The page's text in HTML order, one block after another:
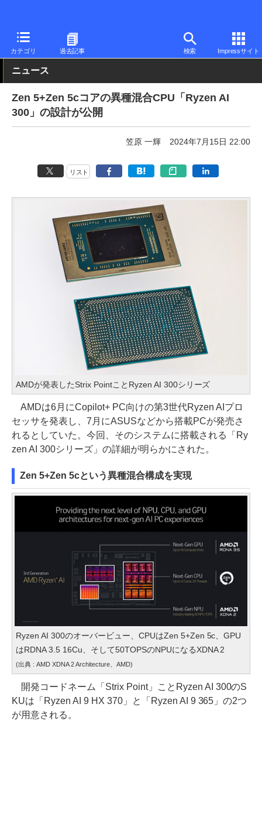
カテゴリ 過去記事 検索 Impressサイト
PC Watch 半導体/周辺機器
ニュース
Zen 5+Zen 5cコアの異種混合CPU「Ryzen AI
300」の設計が公開
笠原 一輝 2024年7月15日 22:00
リスト
AMDが発表したStrix PointことRyzen AI 300シリーズ
AMDは6月にCopilot+ PC向けの第3世代Ryzen AIプロ
セッサを発表し、7月にASUSなどから搭載PCが発売さ
れるとしていた。今回、そのシステムに搭載される「Ry
zen AI 300シリーズ」の詳細が明らかにされた。
Zen 5+Zen 5cという異種混合構成を実現
Ryzen AI 300のオーバービュー、CPUはZen 5+Zen 5c、GPU
はRDNA 3.5 16Cu、そして50TOPSのNPUになるXDNA 2
(出典 : AMD XDNA 2 Architecture、AMD)
開発コードネーム「Strix Point」ことRyzen AI 300のS
KUは「Ryzen AI 9 HX 370」と「Ryzen AI 9 365」の2つ
が用意される。